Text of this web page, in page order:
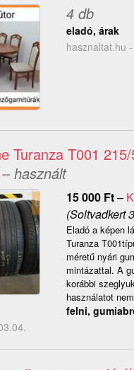
4 db
eladó, árak
hasznaltat.hu
Turanza T001
– használt
15 000 Ft–
(Soltvadkert
Eladó a képen
Turanza
méretű nyári
mintázattal. A
korábbi
használatot
felni,